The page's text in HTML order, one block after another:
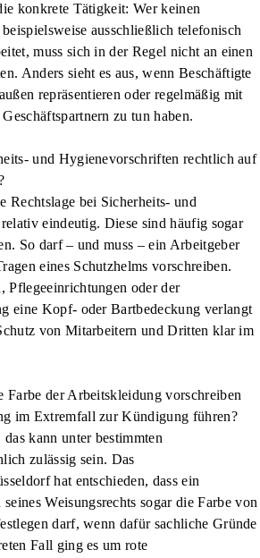
konkrete Tätigkeit: Wer keinen
ausschließlich telefonisch
muss sich in der Regel nicht an einen
Anders sieht es aus, wenn Beschäftigte
repräsentieren oder regelmäßig mit
zu tun haben.
und Hygienevorschriften rechtlich auf
Rechtslage bei Sicherheits- und
eindeutig. Diese sind häufig sogar
So darf – und muss – ein Arbeitgeber
eines Schutzhelms vorschreiben.
Pflegeeinrichtungen oder der
eine Kopf- oder Bartbedeckung verlangt
von Mitarbeitern und Dritten klar im
Farbe der Arbeitskleidung vorschreiben
im Extremfall zur Kündigung führen?
das kann unter bestimmten
zulässig sein. Das
hat entschieden, dass ein
Weisungsrechts sogar die Farbe von
darf, wenn dafür sachliche Gründe
Fall ging es um rote